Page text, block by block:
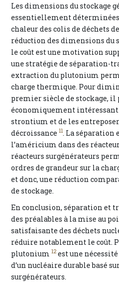
Les dimensions du stockage
essentiellement déterminées
chaleur des colis de déchets
réduction des dimensions du
le coût est une motivation
une stratégie de séparation-
extraction du plutonium
charge thermique. Pour
premier siècle de stockage,
économiquement intéressant
strontium et de les
décroissance 11. La
l’américium dans des
réacteurs surgénérateurs
ordres de grandeur sur la
et donc, une réduction
de stockage.
En conclusion, séparation et
des préalables à la mise au
satisfaisante des déchets
réduire notablement le coût.
plutonium 12 est une
d’un nucléaire durable basé
surgénérateurs.